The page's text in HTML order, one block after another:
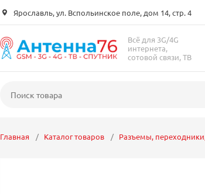
Ярославль, ул. Вспольинское поле, дом 14, стр. 4
Всё для 3G/4G
интернета,
сотовой связи, ТВ
Главная Каталог товаров Разъемы,